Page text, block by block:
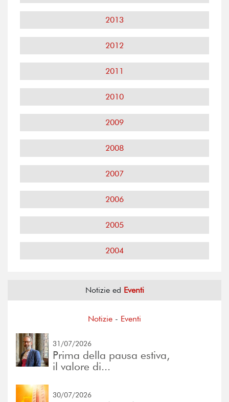
2013
2012
2011
2010
2009
2008
2007
2006
2005
2004
Notizie ed Eventi
Notizie - Eventi
31/07/2026
Prima della pausa estiva,
il valore di...
30/07/2026